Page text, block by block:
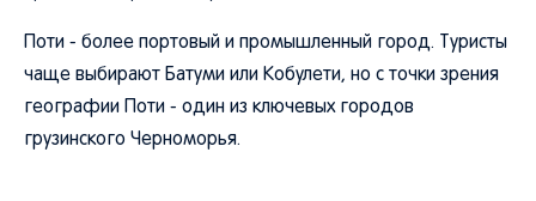
Поти - более портовый и промышленный город. Туристы
чаще выбирают Батуми или Кобулети, но с точки зрения
географии Поти - один из ключевых городов
грузинского Черноморья.